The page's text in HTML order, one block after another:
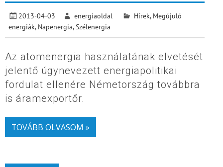
2013-04-03 energiaoldal Hírek, Megújuló
energiák, Napenergia, Szélenergia
Az atomenergia használatának elvetését
jelentő úgynevezett energiapolitikai
fordulat ellenére Németország továbbra
is áramexportőr.
TOVÁBB OLVASOM »